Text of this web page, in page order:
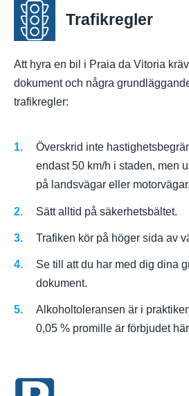
Trafikregler
Att hyra en bil i Praia da Vitoria
dokument och några
trafikregler:
Överskrid inte
endast 50 km/h i staden, men
på landsvägar eller motorvägar.
Sätt alltid på säkerhetsbältet.
Trafiken kör på höger sida av
Se till att du har med dig dina
dokument.
Alkoholtoleransen är i
0,05 % promille är förbjudet